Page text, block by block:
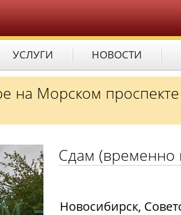
УСЛУГИ НОВОСТИ
на Морском
Сдам (временно
Новосибирск,